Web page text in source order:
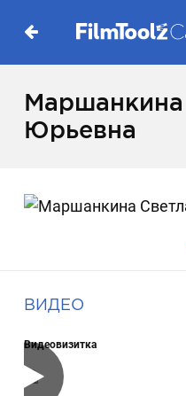
Маршанкина
Юрьевна
ВИДЕО
Видеовизитка